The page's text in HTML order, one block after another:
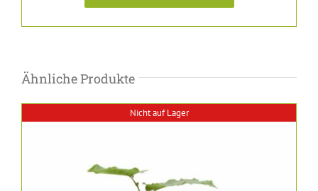
Ähnliche Produkte
Nicht auf Lager